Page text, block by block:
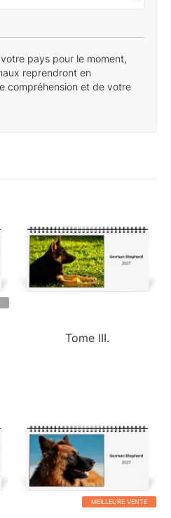
pays pour le moment,
reprendront en
compréhension et de votre
Tome III.
MEILLEURE VENTE